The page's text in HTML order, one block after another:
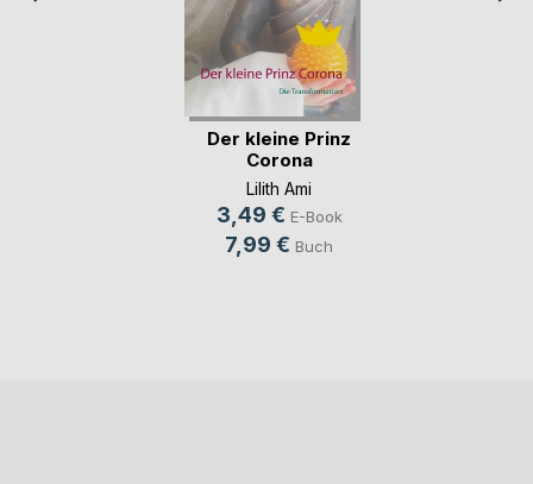
Der kleine Prinz
Corona
Lilith Ami
3,49 € E-Book
7,99 € Buch